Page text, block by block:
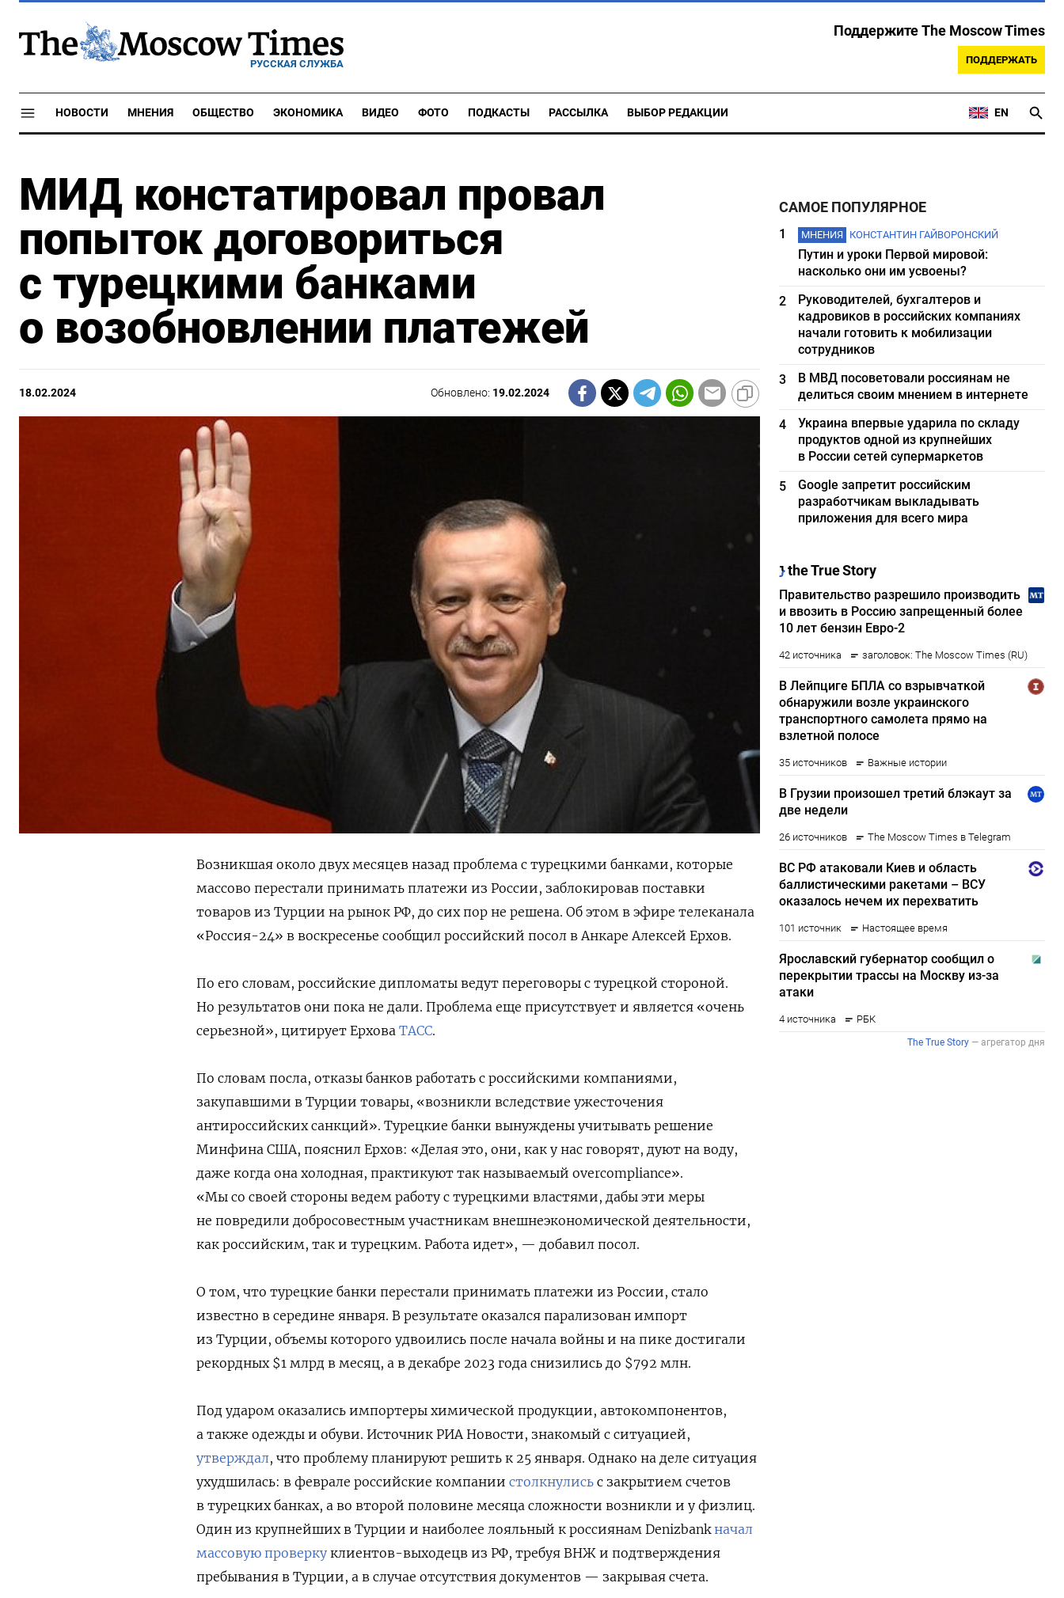
РУССКАЯ СЛУЖБА
Поддержите The Moscow Times
ПОДДЕРЖАТЬ
НОВОСТИ МНЕНИЯ ОБЩЕСТВО ЭКОНОМИКА ВИДЕО ФОТО ПОДКАСТЫ РАССЫЛКА ВЫБОР РЕДАКЦИИ EN
МИД констатировал провал
попыток договориться
с турецкими банками
о возобновлении платежей
18.02.2024 Обновлено: 19.02.2024
Возникшая около двух месяцев назад проблема с турецкими банками, которые
массово перестали принимать платежи из России, заблокировав поставки
товаров из Турции на рынок РФ, до сих пор не решена. Об этом в эфире телеканала
«Россия-24» в воскресенье сообщил российский посол в Анкаре Алексей Ерхов.
По его словам, российские дипломаты ведут переговоры с турецкой стороной.
Но результатов они пока не дали. Проблема еще присутствует и является «очень
серьезной», цитирует Ерхова ТАСС.
По словам посла, отказы банков работать с российскими компаниями,
закупавшими в Турции товары, «возникли вследствие ужесточения
антироссийских санкций». Турецкие банки вынуждены учитывать решение
Минфина США, пояснил Ерхов: «Делая это, они, как у нас говорят, дуют на воду,
даже когда она холодная, практикуют так называемый overcompliance».
«Мы со своей стороны ведем работу с турецкими властями, дабы эти меры
не повредили добросовестным участникам внешнеэкономической деятельности,
как российским, так и турецким. Работа идет», — добавил посол.
О том, что турецкие банки перестали принимать платежи из России, стало
известно в середине января. В результате оказался парализован импорт
из Турции, объемы которого удвоились после начала войны и на пике достигали
рекордных $1 млрд в месяц, а в декабре 2023 года снизились до $792 млн.
Под ударом оказались импортеры химической продукции, автокомпонентов,
а также одежды и обуви. Источник РИА Новости, знакомый с ситуацией,
утверждал, что проблему планируют решить к 25 января. Однако на деле ситуация
ухудшилась: в феврале российские компании столкнулись с закрытием счетов
в турецких банках, а во второй половине месяца сложности возникли и у физлиц.
Один из крупнейших в Турции и наиболее лояльный к россиянам Denizbankначал
массовую проверку клиентов-выходецв из РФ, требуя ВНЖ и подтверждения
пребывания в Турции, а в случае отсутствия документов — закрывая счета.
САМОЕ ПОПУЛЯРНОЕ
1 МНЕНИЯ КОНСТАНТИН ГАЙВОРОНСКИЙ
Путин и уроки Первой мировой:
насколько они им усвоены?
2
Руководителей, бухгалтеров и
кадровиков в российских компаниях
начали готовить к мобилизации
сотрудников
3
В МВД посоветовали россиянам не
делиться своим мнением в интернете
4
Украина впервые ударила по складу
продуктов одной из крупнейших
в России сетей супермаркетов
5
Google запретит российским
разработчикам выкладывать
приложения для всего мира